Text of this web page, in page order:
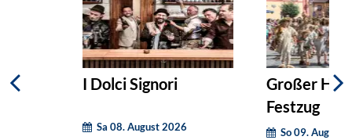
I Dolci Signori
Sa 08. August 2026
Großer
Festzug
So 09. August